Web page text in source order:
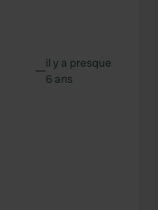
—il y a presque
6 ans